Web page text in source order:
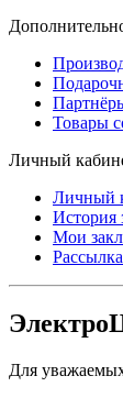
Товары
Личный
Личный
История
Мои
Для